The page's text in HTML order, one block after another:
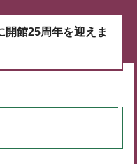
開館25周年を迎えま